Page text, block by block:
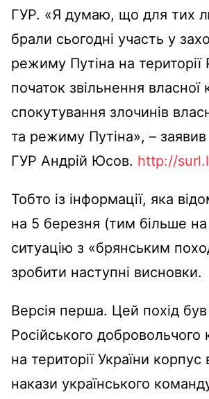
ГУР. «Я думаю, що для тих
брали сьогодні участь у
режиму Путіна на
початок звільнення власної
спокутування злочинів
та режиму Путіна», –
ГУР Андрій Юсов. http://
Тобто із інформації, яка
на 5 березня (тим більше
ситуацію з «брянським
зробити наступні висновки.
Версія перша. Цей похід був
Російського добровольчого
на території України корпус
накази українського